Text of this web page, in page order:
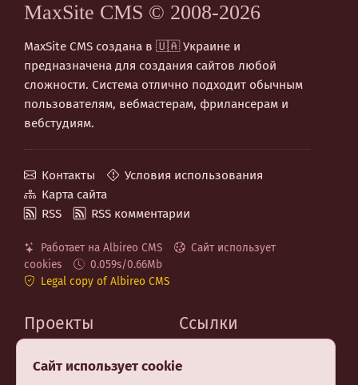
MaxSite CMS © 2008-2026
MaxSite CMS создана в 🇺🇦 Украине и
предназначена для создания сайтов любой
сложности. Система отлично подходит обычным
пользователям, вебмастерам, фрилансерам и
вебстудиям.
Контакты
Условия использования
Карта сайта
RSS
RSS комментарии
Работает на Albireo CMS
Сайт использует
cookies
0.059s/0.66Mb
Legal copy of Albireo CMS
Проекты
Albireo CMS
Ссылки
Сайт использует cookie